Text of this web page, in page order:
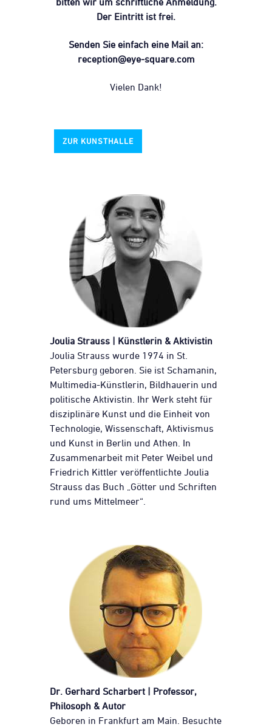
Der Eintritt ist frei.
Senden Sie einfach eine Mail an:
reception@eye-square.com
Vielen Dank!
ZUR KUNSTHALLE
Joulia Strauss | Künstlerin & Aktivistin
Joulia Strauss wurde 1974 in St.
Petersburg geboren. Sie ist Schamanin,
Multimedia-Künstlerin, Bildhauerin und
politische Aktivistin. Ihr Werk steht für
disziplinäre Kunst und die Einheit von
Technologie, Wissenschaft, Aktivismus
und Kunst in Berlin und Athen. In
Zusammenarbeit mit Peter Weibel und
Friedrich Kittler veröffentlichte Joulia
Strauss das Buch „Götter und Schriften
rund ums Mittelmeer“.
Dr. Gerhard Scharbert | Professor,
Philosoph & Autor
Geboren in Frankfurt am Main. Besuchte